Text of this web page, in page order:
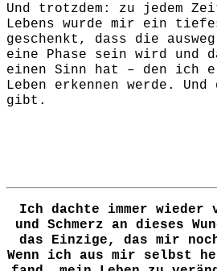
Und trotzdem: zu jedem
Lebens wurde mir ein
geschenkt, dass die
eine Phase sein wird und
einen Sinn hat – den ich
Leben erkennen werde. Und
gibt.
Ich dachte immer wieder
und Schmerz an dieses
das Einzige, das mir
Wenn ich aus mir selbst